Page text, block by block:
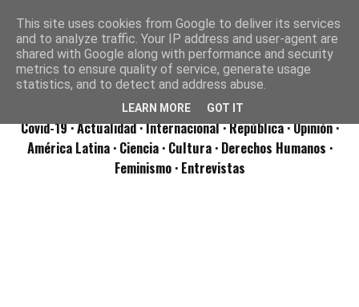
Covid-19· Actualidad· Internacional· República· Opinión·
América Latina · Ciencia · Cultura · Derechos Humanos ·
Feminismo · Entrevistas
This site uses cookies from Google to deliver its services
and to analyze traffic. Your IP address and user-agent are
shared with Google along with performance and security
metrics to ensure quality of service, generate usage
statistics, and to detect and address abuse.
LEARN MORE GOT IT